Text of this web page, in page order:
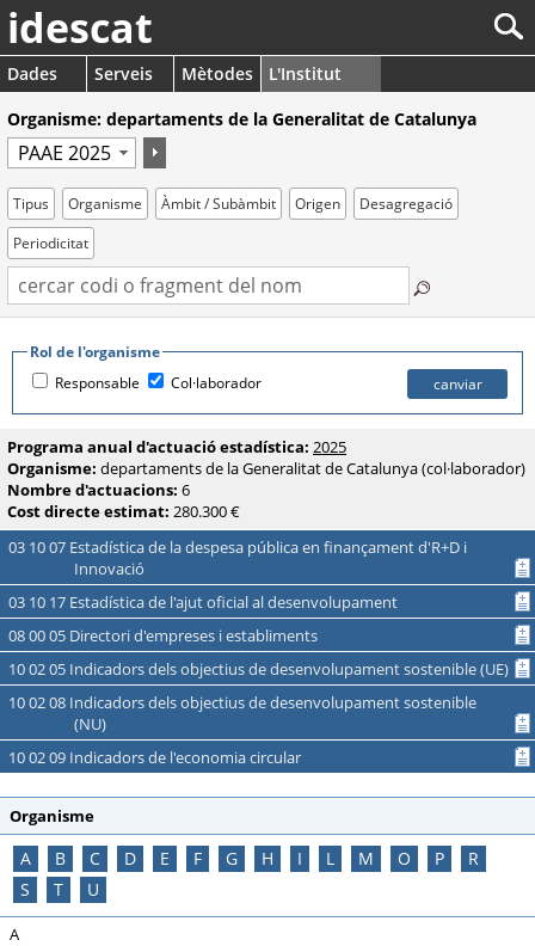
idescat
Dades Serveis Mètodes
L'Institut
Organisme: departaments de la Generalitat de Catalunya
Tipus Organisme Àmbit / Subàmbit Origen
Desagregació
Periodicitat
Rol de l'organisme
Responsable
Col·laborador
Programa anual d'actuació estadística: 2025
Organisme: departaments de la Generalitat de Catalunya (col·laborador)
Nombre d'actuacions: 6
Cost directe estimat: 280.300 €
03 10 07 Estadística de la despesa pública en finançament d'R+D i
Innovació
03 10 17 Estadística de l'ajut oficial al desenvolupament
08 00 05 Directori d'empreses i establiments
10 02 05 Indicadors dels objectius de desenvolupament sostenible (UE)
10 02 08 Indicadors dels objectius de desenvolupament sostenible
(NU)
10 02 09 Indicadors de l'economia circular
Organisme
A B C D E F G H I L M O P
R
S
T U
A